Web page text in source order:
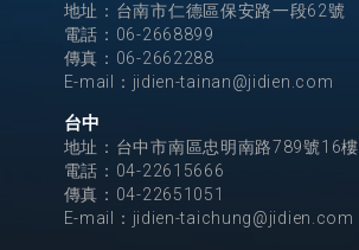
地址：台南市仁德區保安路一段62號
電話： 06-2668899
傳真：06-2662288
E-mail： jidien-tainan@jidien.com
台中
地址：台中市南區忠明南路789號16樓
電話： 04-22615666
傳真：04-22651051
E-mail： jidien-taichung@jidien.com